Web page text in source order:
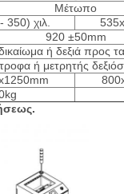
Μέτωπο
350) χιλ.
920 ±50mm
ή δεξιά προς
ή μετρητής